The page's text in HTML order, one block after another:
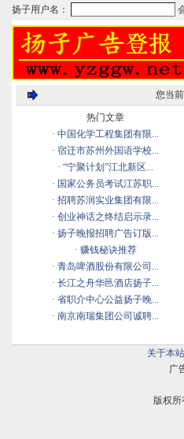
您当
热门文章
· 中国化学工程集团有限...
· 宿迁市苏州外国语学校...
· “宁聚计划”江北新区...
· 国家公务员考试江苏职...
· 招聘苏润实业集团有限...
· 创业神话之终结启示录...
· 扬子晚报招聘广告订版...
· 赚钱秘诀推荐
· 青岛啤酒股份有限公司...
· 长江之舟华邑酒店扬子...
· 省职介中心公益扬子晚...
· 南京南瑞集团公司诚聘...
关于本站
广
版权所